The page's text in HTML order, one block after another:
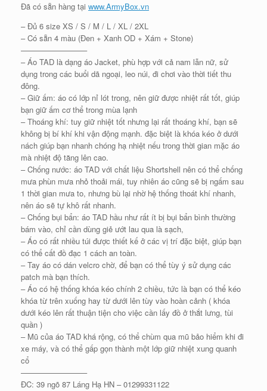
Đã có sẵn hàng tại www.ArmyBox.vn
– Đủ 6 size XS / S / M / L / XL / 2XL
– Có sẵn 4 màu (Đen + Xanh OD + Xám + Stone)
————————–
– Áo TAD là dạng áo Jacket, phù hợp với cả nam lẫn nữ, sử
dụng trong các buổi dã ngoại, leo núi, đi chơi vào thời tiết thu
đông.
– Giữ ấm: áo có lớp nỉ lót trong, nên giữ được nhiệt rất tốt, giúp
bạn giữ ấm cơ thể trong mùa lạnh
– Thoáng khí: tuy giữ nhiệt tốt nhưng lại rất thoáng khí, bạn sẽ
không bị bí khí khi vận động mạnh. đặc biệt là khóa kéo ở dưới
nách giúp bạn nhanh chóng hạ nhiệt nếu trong thời gian mặc áo
mà nhiệt độ tăng lên cao.
– Chống nước: áo TAD với chất liệu Shortshell nên có thể chống
mưa phùn mưa nhỏ thoải mái, tuy nhiên áo cũng sẽ bị ngấm sau
1 thời gian mưa to, nhưng bù lại nhờ hệ thống thoát khí nhanh,
nên áo sẽ tự khô rất nhanh.
– Chống bụi bẩn: áo TAD hầu như rất ít bị bụi bẩn bình thường
bám vào, chỉ cần dùng giẻ ướt lau qua là sạch,
– Áo có rất nhiều túi được thiết kế ở các vị trí đặc biệt, giúp bạn
có thể cất đồ đạc 1 cách an toàn.
– Tay áo có dán velcro chờ, để bạn có thể tùy ý sử dụng các
patch mà bạn thích.
– Áo có hệ thống khóa kéo chính 2 chiều, tức là bạn có thể kéo
khóa từ trên xuống hay từ dưới lên tùy vào hoàn cảnh ( khóa
dưới kéo lên rất thuận tiện cho việc cần lấy đồ ở thắt lưng, tùi
quần )
– Mũ của áo TAD khá rộng, có thể chùm qua mũ bảo hiểm khi đi
xe máy, và có thể gấp gọn thành một lớp giữ nhiệt xung quanh
cổ
————————–
ĐC: 39 ngõ 87 Láng Hạ HN – 01299331122